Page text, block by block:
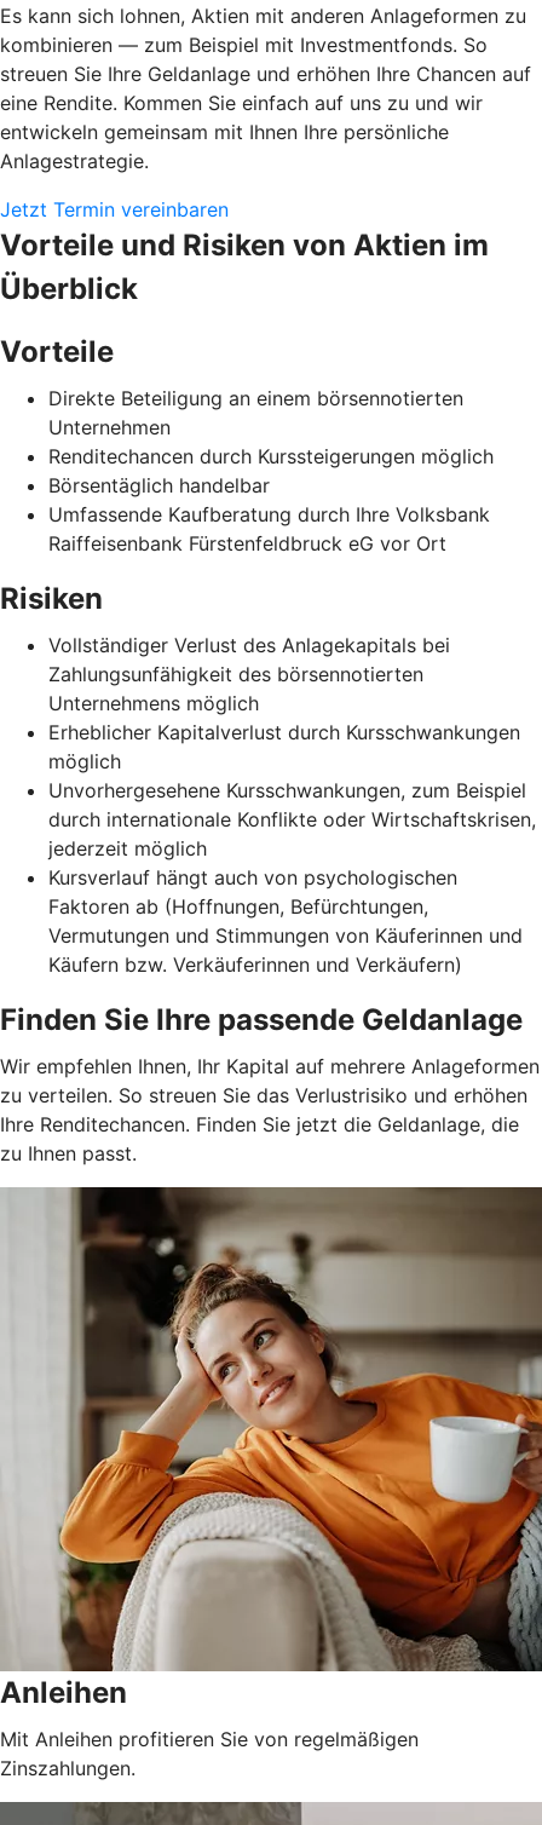
Es kann sich lohnen, Aktien mit anderen Anlageformen zu
kombinieren — zum Beispiel mit Investmentfonds. So
streuen Sie Ihre Geldanlage und erhöhen Ihre Chancen auf
eine Rendite. Kommen Sie einfach auf uns zu und wir
entwickeln gemeinsam mit Ihnen Ihre persönliche
Anlagestrategie.
Jetzt Termin vereinbaren
Vorteile und Risiken von Aktien im
Überblick
Vorteile
Direkte Beteiligung an einem börsennotierten
Unternehmen
Renditechancen durch Kurssteigerungen möglich
Börsentäglich handelbar
Umfassende Kaufberatung durch Ihre Volksbank
Raiffeisenbank Fürstenfeldbruck eG vor Ort
Risiken
Vollständiger Verlust des Anlagekapitals bei
Zahlungsunfähigkeit des börsennotierten
Unternehmens möglich
Erheblicher Kapitalverlust durch Kursschwankungen
möglich
Unvorhergesehene Kursschwankungen, zum Beispiel
durch internationale Konflikte oder Wirtschaftskrisen,
jederzeit möglich
Kursverlauf hängt auch von psychologischen
Faktoren ab (Hoffnungen, Befürchtungen,
Vermutungen und Stimmungen von Käuferinnen und
Käufern bzw. Verkäuferinnen und Verkäufern)
Finden Sie Ihre passende Geldanlage
Wir empfehlen Ihnen, Ihr Kapital auf mehrere Anlageformen
zu verteilen. So streuen Sie das Verlustrisiko und erhöhen
Ihre Renditechancen. Finden Sie jetzt die Geldanlage, die
zu Ihnen passt.
Anleihen
Mit Anleihen profitieren Sie von regelmäßigen
Zinszahlungen.